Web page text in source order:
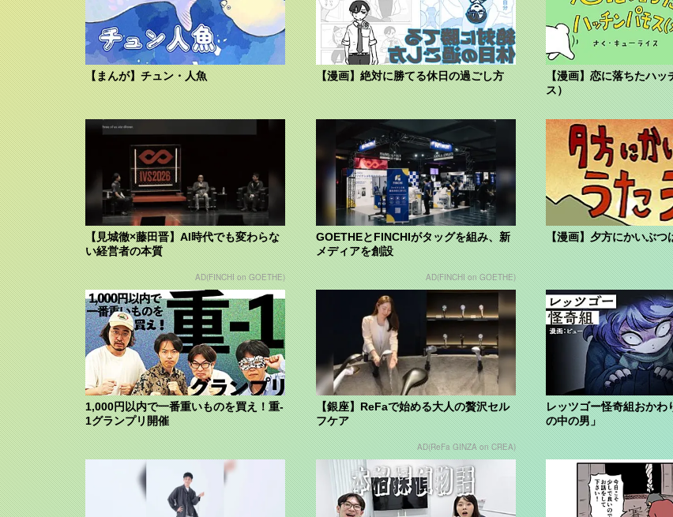
【まんが】チュン・人魚 【漫画】絶対に勝てる休日の過ごし方
【漫画】恋に落ちたハッ
ス）
【見城徹×藤田晋】AI時代でも変わらな
い経営者の本質
AD(FINCHI on GOETHE)
GOETHEとFINCHIがタッグを組み、新
メディアを創設
AD(FINCHI on GOETHE)
【漫画】夕方にかいぶつ
1,000円以内で一番重いものを買え！重-
1グランプリ開催
【銀座】ReFaで始める大人の贅沢セル
フケア
AD(ReFa GINZA on CREA)
レッツゴー怪奇組おかわ
の中の男」